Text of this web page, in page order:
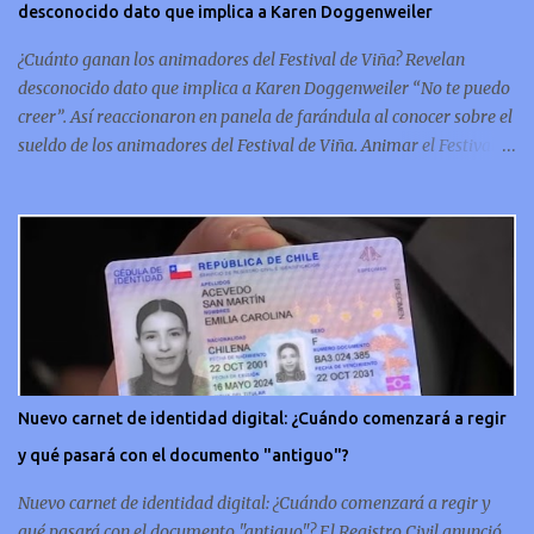
conmemorativo La moneda chilena de 20 centavos es
conmemorativa, sí, como lo lees, celebra un capítulo importante en
la hi...
desconocido dato que implica a Karen Doggenweiler
¿Cuánto ganan los animadores del Festival de Viña? Revelan
desconocido dato que implica a Karen Doggenweiler “No te puedo
creer”. Así reaccionaron en panela de farándula al conocer sobre el
sueldo de los animadores del Festival de Viña. Animar el Festival
debería ser acorde. ¿Cuánto ganará Karen Doggenweiler y su
acompañante? Según se conoce hasta ahora, los animadores del
Festival de Viña del Mar no reciben un sueldo por su rol en el
evento. Al menos no un monto extra al que venían percibirndo por
contrato con su canal empleador. “A la Karen no le pagan, no le
pagan aparte. Hace rato que no pagan”, confirmó la periodista de
(Canal 13). “A mí la Tonka (Tomicic) me dijo que a ellos no le
pagaban”, complementó Willy Sabor. Nacho Gutiérrez aportó que,
Nuevo carnet de identidad digital: ¿Cuándo comenzará a regir
y qué pasará con el documento "antiguo"?
Nuevo carnet de identidad digital: ¿Cuándo comenzará a regir y